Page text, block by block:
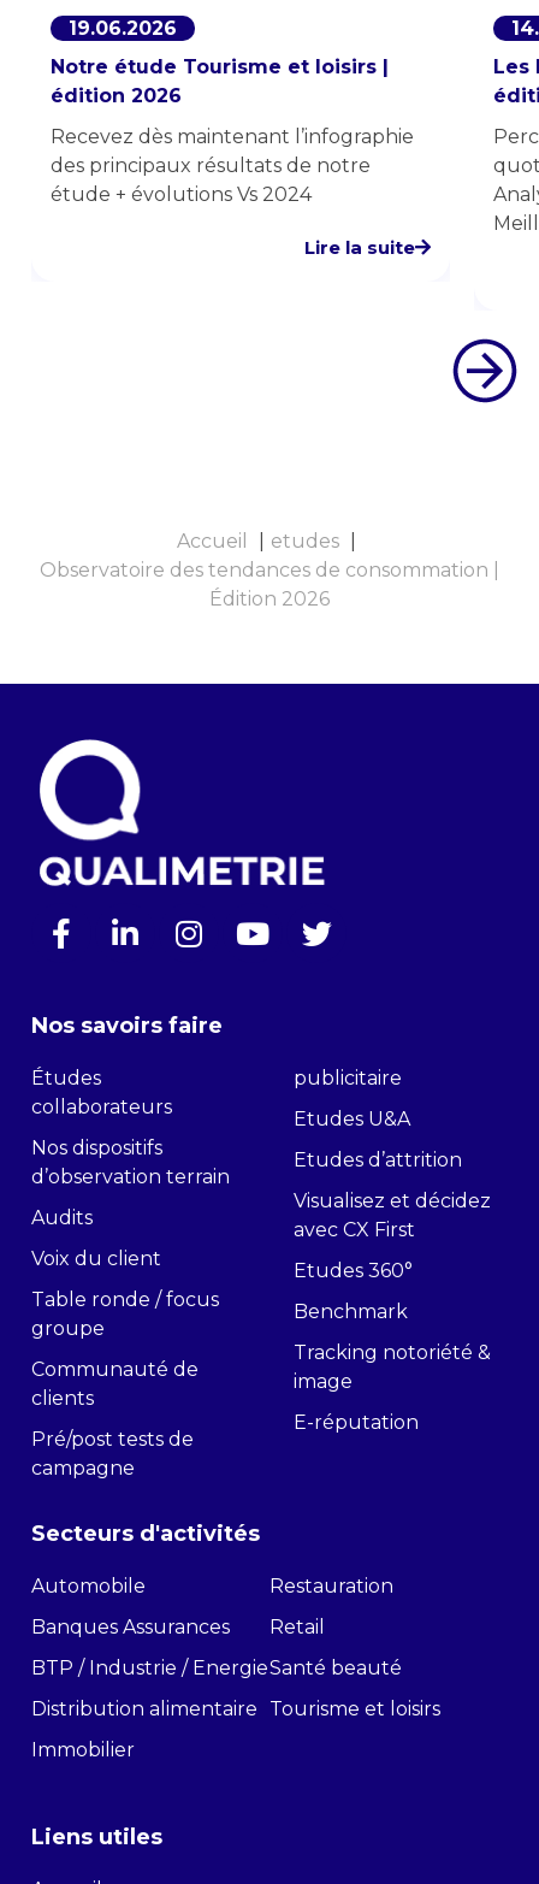
19.06.2026
Notre étude Tourisme et loisirs |
édition 2026
Recevez dès maintenant l’infographie
des principaux résultats de notre
étude + évolutions Vs 2024
Lire la suite
Les
Accueil
etudes
Observatoire des tendances de consommation |
Édition 2026
Nos savoirs faire
Études
collaborateurs
Nos dispositifs
d’observation terrain
Audits
Voix du client
Table ronde / focus
groupe
Communauté de
clients
Pré/post tests de
campagne
publicitaire
Etudes U&A
Etudes d’attrition
Visualisez et décidez
avec CX First
Etudes 360°
Benchmark
Tracking notoriété &
image
E-réputation
Secteurs d'activités
Automobile
Banques Assurances
BTP / Industrie / Energie
Distribution alimentaire
Immobilier
Restauration
Retail
Santé beauté
Tourisme et loisirs
Liens utiles